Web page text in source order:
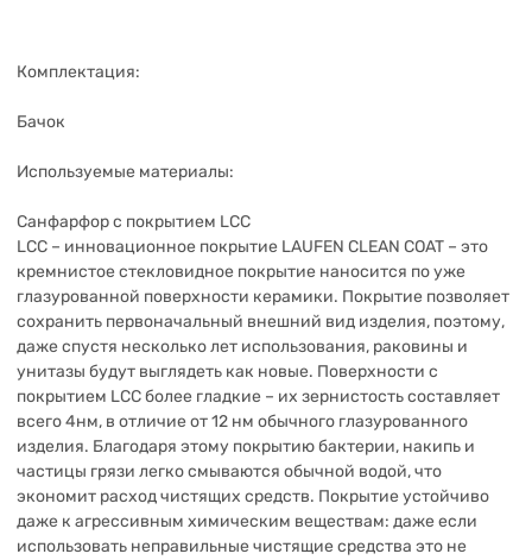
Комплектация:
Бачок
Используемые материалы:
Санфарфор с покрытием LCC
LCC – инновационное покрытие LAUFEN CLEAN COAT – это
кремнистое стекловидное покрытие наносится по уже
глазурованной поверхности керамики. Покрытие позволяет
сохранить первоначальный внешний вид изделия, поэтому,
даже спустя несколько лет использования, раковины и
унитазы будут выглядеть как новые. Поверхности с
покрытием LCC более гладкие – их зернистость составляет
всего 4нм, в отличие от 12 нм обычного глазурованного
изделия. Благодаря этому покрытию бактерии, накипь и
частицы грязи легко смываются обычной водой, что
экономит расход чистящих средств. Покрытие устойчиво
даже к агрессивным химическим веществам: даже если
использовать неправильные чистящие средства это не